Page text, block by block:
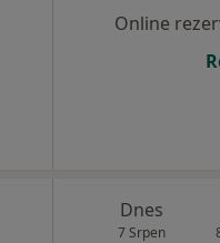
Online
Dnes
7 Srpen